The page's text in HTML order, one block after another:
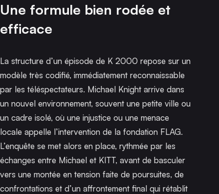
Une formule bien rodée et
efficace
La structure d’un épisode de K 2000 repose sur un
modèle très codifié, immédiatement reconnaissable
par les téléspectateurs. Michael Knight arrive dans
un nouvel environnement, souvent une petite ville ou
un cadre isolé, où une injustice ou une menace
locale appelle l’intervention de la fondation FLAG.
L’enquête se met alors en place, rythmée par les
échanges entre Michael et KITT, avant de basculer
vers une montée en tension faite de poursuites, de
confrontations et d’un affrontement final qui rétablit